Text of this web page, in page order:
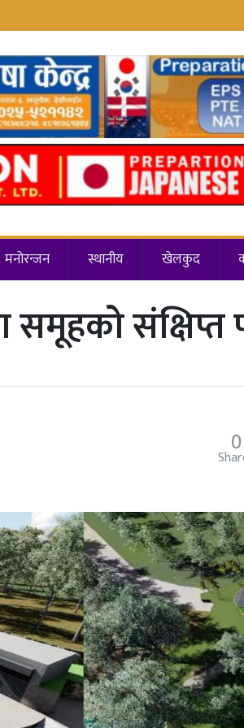
मनोरन्जन स्थानीय खेलकुद
समूहको संक्षिप्त
0